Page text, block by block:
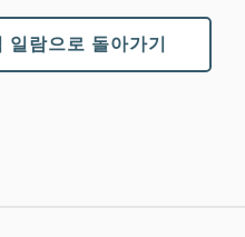
일람으로 돌아가기